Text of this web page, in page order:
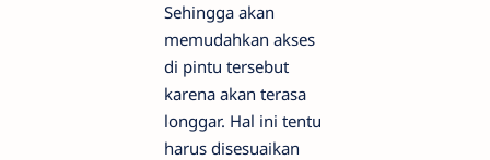
Sehingga akan
memudahkan akses
di pintu tersebut
karena akan terasa
longgar. Hal ini tentu
harus disesuaikan